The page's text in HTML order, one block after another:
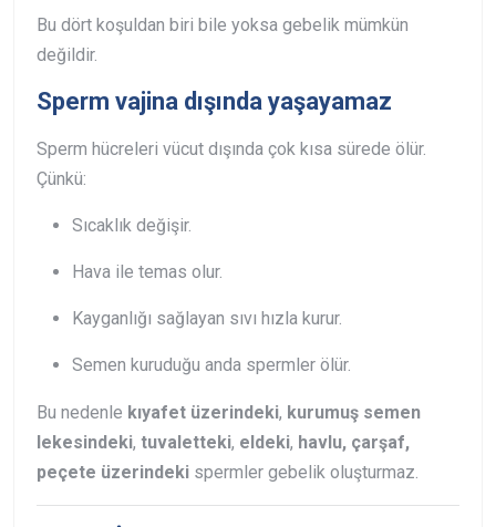
Bu dört koşuldan biri bile yoksa gebelik mümkün
değildir.
Sperm vajina dışında yaşayamaz
Sperm hücreleri vücut dışında çok kısa sürede ölür.
Çünkü:
Sıcaklık değişir.
Hava ile temas olur.
Kayganlığı sağlayan sıvı hızla kurur.
Semen kuruduğu anda spermler ölür.
Bu nedenle kıyafet üzerindeki, kurumuş semen
lekesindeki, tuvaletteki, eldeki, havlu, çarşaf,
peçete üzerindeki spermler gebelik oluşturmaz.